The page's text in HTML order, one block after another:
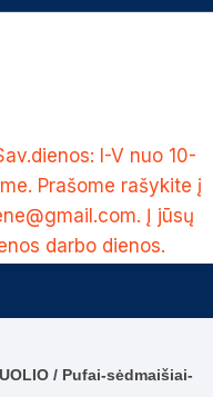
I-V nuo 10-
Prašome rašykite į
Į jūsų
darbo dienos.
/ Pufai-sėdmaišiai-